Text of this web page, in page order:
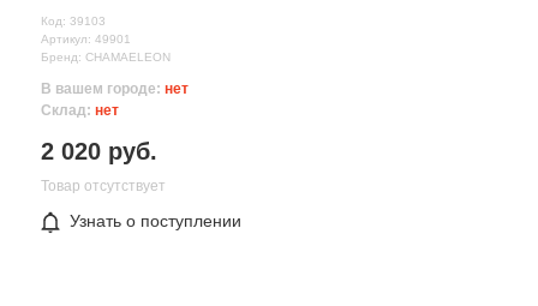
Код: 39103
Артикул: 49901
Бренд: CHAMAELEON
В вашем городе: нет
Склад: нет
2 020 руб.
Товар отсутствует
Узнать о поступлении